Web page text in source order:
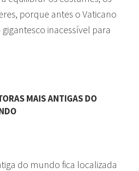
porque antes o Vaticano
inacessível para
MAIS ANTIGAS DO
do mundo fica localizada